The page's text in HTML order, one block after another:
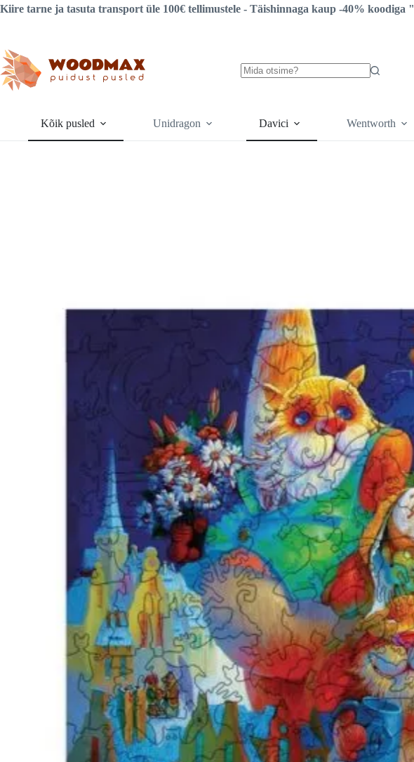
Liigu
Kiire tarne ja tasuta transport üle 100€ tellimustele - Täishinnaga kaup -40% koodiga "
Kõik pusled Unidragon Davici Wentworth